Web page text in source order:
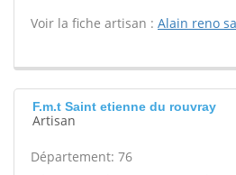
Voir la fiche artisan : Alain reno
F.m.t Saint etienne du rouvray
Artisan
Département: 76